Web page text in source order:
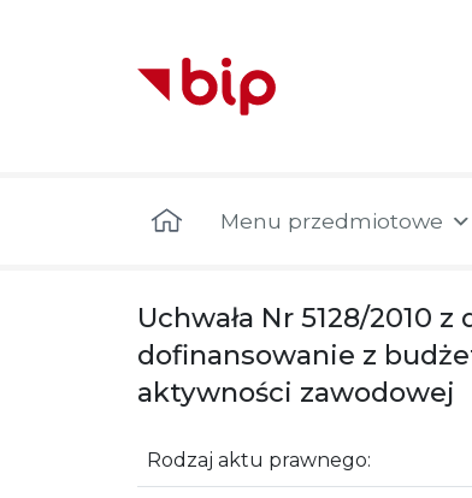
Menu przedmiotowe
Uchwała Nr 5128/2010
dofinansowanie z
aktywności zawodowej
Rodzaj aktu prawnego: